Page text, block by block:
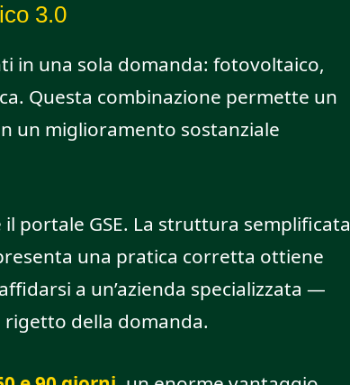
3.0
in una sola domanda: fotovoltaico,
Questa combinazione permette un
un miglioramento sostanziale
portale GSE. La struttura semplificata
una pratica corretta ottiene
a un’azienda specializzata —
della domanda.